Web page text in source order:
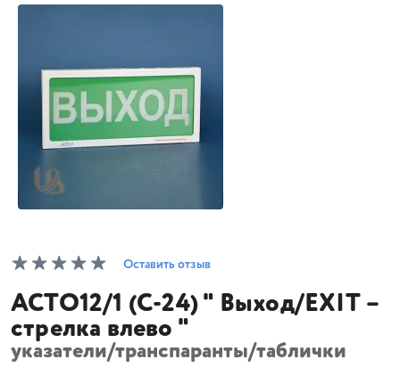
Оставить отзыв
АСТО12/1 (C-24) " Выход/EXIT –
стрелка влево "
указатели/транспаранты/таблички